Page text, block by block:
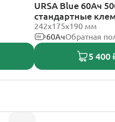
URSA Blue 60Ач
стандартные
242х175х190 мм
60АчОбратная
5 400